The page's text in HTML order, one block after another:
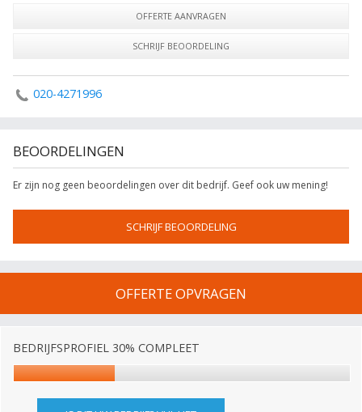
OFFERTE AANVRAGEN
SCHRIJF BEOORDELING
020-4271996
BEOORDELINGEN
Er zijn nog geen beoordelingen over dit bedrijf. Geef ook uw mening!
SCHRIJF BEOORDELING
OFFERTE OPVRAGEN
BEDRIJFSPROFIEL 30% COMPLEET